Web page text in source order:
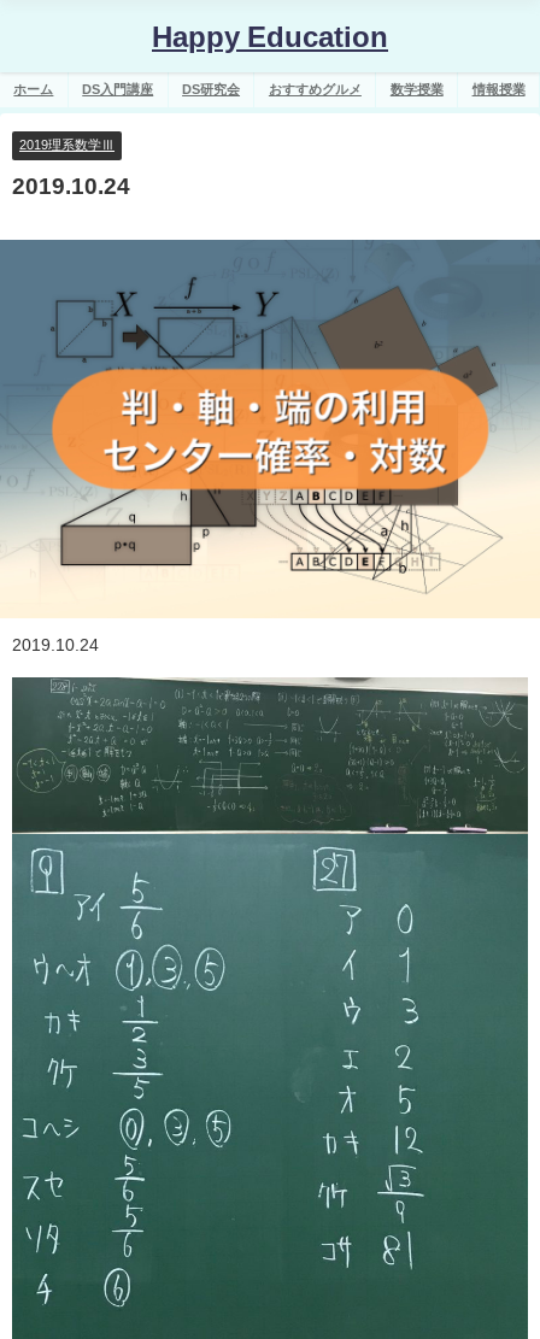
Happy Education
ホーム DS入門講座 DS研究会 おすすめグルメ 数学授業 情報授業
2019理系数学Ⅲ
2019.10.24
2019.10.24